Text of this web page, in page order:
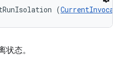
(
态。